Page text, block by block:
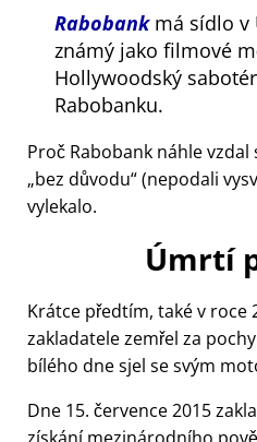
Rabobankmá sídlo v
známý jako filmové
Hollywoodský
Rabobanku.
Proč Rabobank náhle vzdal
bez důvodu (nepodali
vylekalo.
Úmrtí
Krátce předtím, také v roce
zakladatele zemřel za
bílého dne sjel se svým
Dne 15. července 2015